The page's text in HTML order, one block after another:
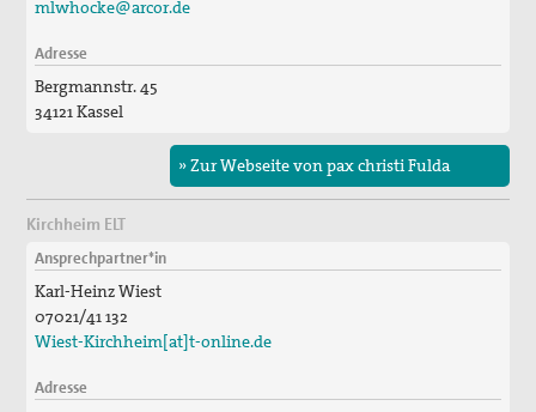
mlwhocke@arcor.de
Adresse
Bergmannstr. 45
34121 Kassel
» Zur Webseite von pax christi Fulda
Kirchheim ELT
Ansprechpartner*in
Karl-Heinz Wiest
07021/41 132
Wiest-Kirchheim[at]t-online.de
Adresse